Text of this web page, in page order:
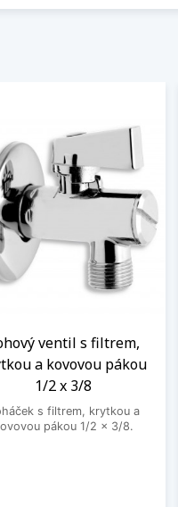
ventil s filtrem,
a kovovou pákou
1/2 x 3/8
s filtrem, krytkou a
pákou 1/2 x 3/8.